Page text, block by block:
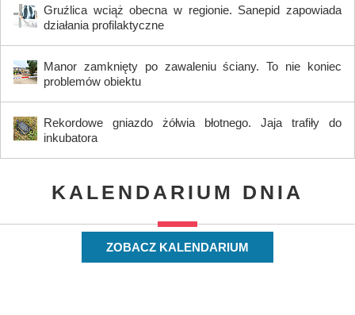
Gruźlica wciąż obecna w regionie. Sanepid zapowiada
działania profilaktyczne
Manor zamknięty po zawaleniu ściany. To nie koniec
problemów obiektu
Rekordowe gniazdo żółwia błotnego. Jaja trafiły do
inkubatora
KALENDARIUM DNIA
ZOBACZ KALENDARIUM